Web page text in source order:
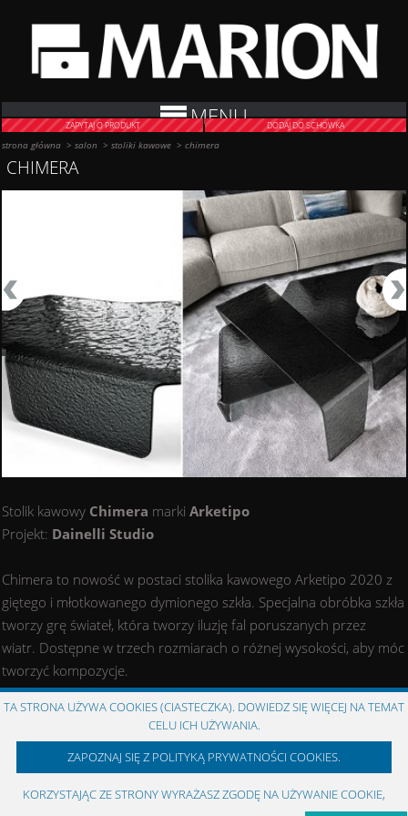
MENU
ZAPYTAJ O PRODUKT DODAJ DO SCHOWKA
strona główna >salon >stoliki kawowe >chimera
CHIMERA
Stolik kawowy Chimera markiArketipo
Projekt: Dainelli Studio
Chimera to nowość w postaci stolika kawowego Arketipo 2020 z
giętego i młotkowanego dymionego szkła. Specjalna obróbka szkła
tworzy grę świateł, która tworzy iluzję fal poruszanych przez
wiatr. Dostępne w trzech rozmiarach o różnej wysokości, aby móc
tworzyć kompozycje.
Wymiary:
102 x 182 x 28 h cm
112 x 103 x 36 h cm
107 x 36 x 41 h cm
TA STRONA UŻYWA COOKIES (CIASTECZKA). DOWIEDZ SIĘ WIĘCEJ NA TEMAT
CELU ICH UŻYWANIA.
ZAPOZNAJ SIĘ Z POLITYKĄ PRYWATNOŚCI COOKIES.
KORZYSTAJĄC ZE STRONY WYRAŻASZ ZGODĘ NA UŻYWANIE COOKIE,